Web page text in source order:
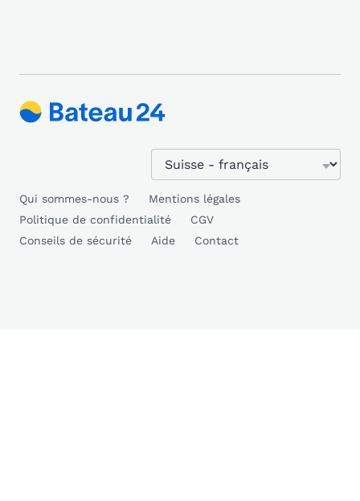
Qui sommes-nous ?
Mentions légales
Politique de confidentialité
CGV
Conseils de sécurité
Aide Contact